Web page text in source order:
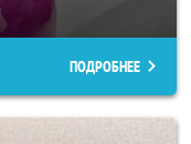
ПОДРОБНЕЕ